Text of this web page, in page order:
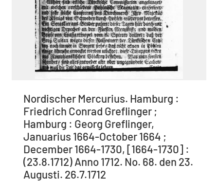
Nordischer Mercurius. Hamburg :
Friedrich Conrad Greflinger ;
Hamburg : Georg Greflinger,
Januarius 1664-October 1664 ;
December 1664-1730, [1664-1730] :
(23.8.1712) Anno 1712. No. 68. den 23.
Augusti. 26.7.1712